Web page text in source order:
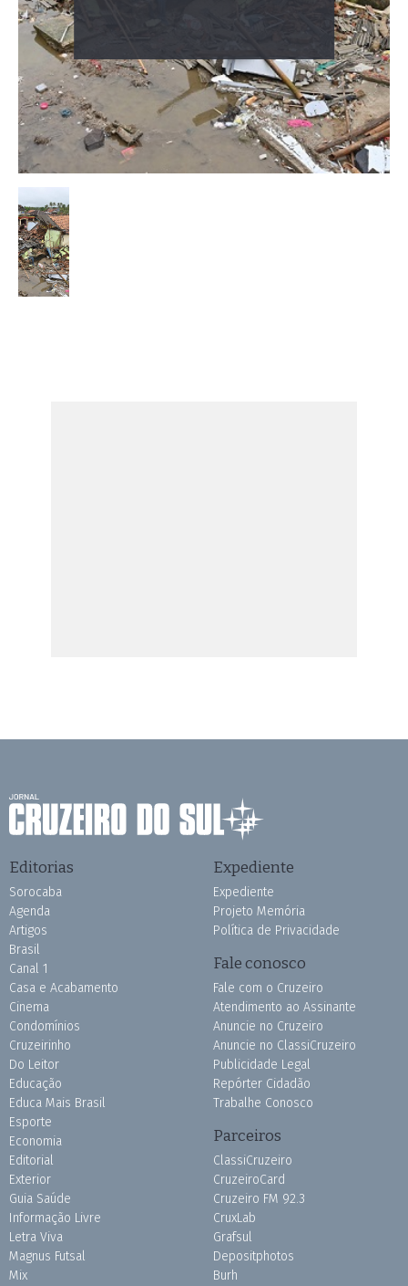
Editorias
Sorocaba
Agenda
Artigos
Brasil
Canal 1
Casa e Acabamento
Cinema
Condomínios
Cruzeirinho
Do Leitor
Educação
Educa Mais Brasil
Esporte
Economia
Editorial
Exterior
Guia Saúde
Informação Livre
Letra Viva
Magnus Futsal
Mix
Expediente
Expediente
Projeto Memória
Política de Privacidade
Fale conosco
Fale com o Cruzeiro
Atendimento ao Assinante
Anuncie no Cruzeiro
Anuncie no ClassiCruzeiro
Publicidade Legal
Repórter Cidadão
Trabalhe Conosco
Parceiros
ClassiCruzeiro
CruzeiroCard
Cruzeiro FM 92.3
CruxLab
Grafsul
Depositphotos
Burh